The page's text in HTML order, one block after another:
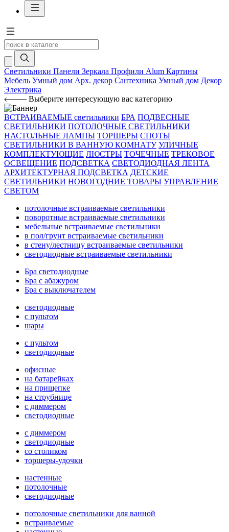
Светильники Панели Зеркала Профили Alum Картины
Мебель Умный дом Арх. декор Сантехника Умный дом Декор
Электрика
Выберите интересующую вас категорию
ВСТРАИВАЕМЫЕ светильники БРА ПОДВЕСНЫЕ
СВЕТИЛЬНИКИ ПОТОЛОЧНЫЕ СВЕТИЛЬНИКИ
НАСТОЛЬНЫЕ ЛАМПЫ ТОРШЕРЫ СПОТЫ
СВЕТИЛЬНИКИ В ВАННУЮ КОМНАТУ УЛИЧНЫЕ
КОМПЛЕКТУЮЩИЕ ЛЮСТРЫ ТОЧЕЧНЫЕ ТРЕКОВОЕ
ОСВЕЩЕНИЕ ПОДСВЕТКА СВЕТОДИОДНАЯ ЛЕНТА
АРХИТЕКТУРНАЯ ПОДСВЕТКА ДЕТСКИЕ
СВЕТИЛЬНИКИ НОВОГОДНИЕ ТОВАРЫ УПРАВЛЕНИЕ
СВЕТОМ
потолочные встраиваемые светильники
поворотные встраиваемые светильники
мебельные встраиваемые светильники
в пол/грунт встраиваемые светильники
в стену/лестницу встраиваемые светильники
светодиодные встраиваемые светильники
Бра светодиодные
Бра с абажуром
Бра с выключателем
светодиодные
с пультом
шары
с пультом
светодиодные
офисные
на батарейках
на прищепке
на струбнице
с диммером
светодиодные
с диммером
светодиодные
со столиком
торшеры-удочки
настенные
потолочные
светодиодные
потолочные светильники для ванной
встраиваемые